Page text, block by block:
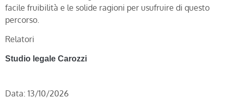
facile fruibilità e le solide ragioni per usufruire di questo
percorso.
Relatori
Studio legale Carozzi
Data: 13/10/2026